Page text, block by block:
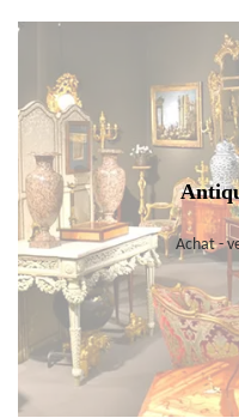
Achat -